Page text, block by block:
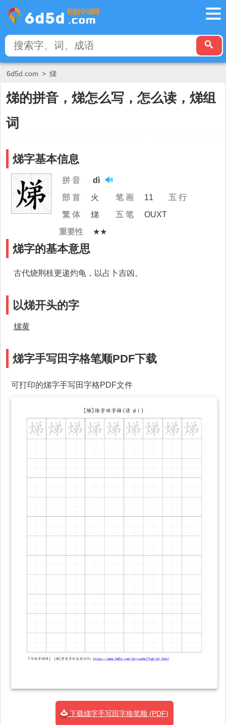
6d5d.com > 焍
焍的拼音，焍怎么写，怎么读，焍组
词
焍字基本信息
拼 音
dì
部 首
火 笔 画 11
五 行
繁 体
焍 五 笔
OUXT
重要性
★★
焍字的基本意思
古代烧荆枝更递灼龟，以占卜吉凶。
以焍开头的字
焍黄
焍字手写田字格笔顺PDF下载
可打印的焍字手写田字格PDF文件
下载焍字手写田字格笔顺 (PDF)